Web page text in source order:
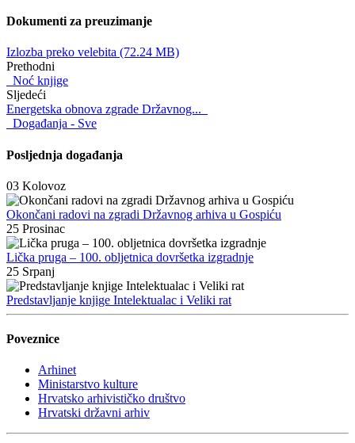
Dokumenti za preuzimanje
Izlozba preko velebita (72.24 MB)
Prethodni
Noć knjige
Sljedeći
Energetska obnova zgrade Državnog...
Događanja - Sve
Posljednja događanja
03 Kolovoz
Okončani radovi na zgradi Državnog arhiva u Gospiću
25 Prosinac
Lička pruga – 100. obljetnica dovršetka izgradnje
25 Srpanj
Predstavljanje knjige Intelektualac i Veliki rat
Poveznice
Arhinet
Ministarstvo kulture
Hrvatsko arhivističko društvo
Hrvatski državni arhiv